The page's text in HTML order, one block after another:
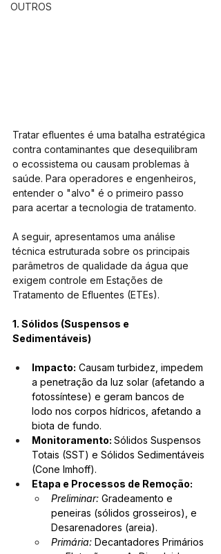
OUTROS
Tratar efluentes é uma batalha estratégica
contra contaminantes que desequilibram
o ecossistema ou causam problemas à
saúde. Para operadores e engenheiros,
entender o "alvo" é o primeiro passo
para acertar a tecnologia de tratamento.
A seguir, apresentamos uma análise
técnica estruturada sobre os principais
parâmetros de qualidade da água que
exigem controle em Estações de
Tratamento de Efluentes (ETEs).
1. Sólidos (Suspensos e
Sedimentáveis)
Impacto: Causam turbidez, impedem
a penetração da luz solar (afetando a
fotossíntese) e geram bancos de
lodo nos corpos hídricos, afetando a
biota de fundo.
Monitoramento: Sólidos Suspensos
Totais (SST) e Sólidos Sedimentáveis
(Cone Imhoff).
Etapa e Processos de Remoção:
Preliminar: Gradeamento e
peneiras (sólidos grosseiros), e
Desarenadores (areia).
Primária: Decantadores Primários